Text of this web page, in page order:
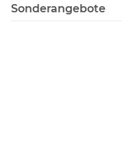
Sonderangebote